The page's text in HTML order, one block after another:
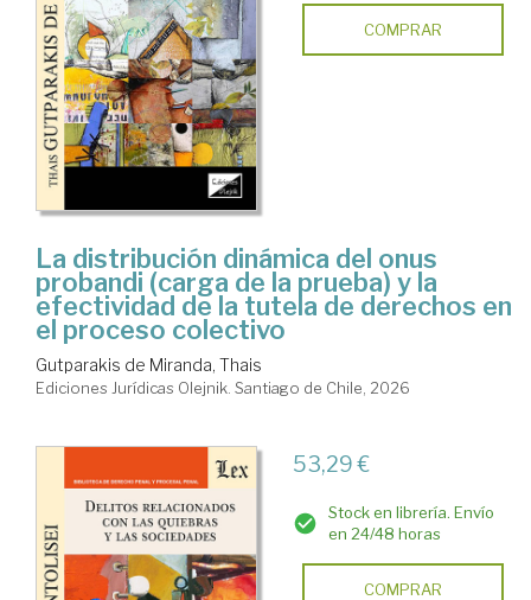
COMPRAR
La distribución dinámica del onus
probandi (carga de la prueba) y la
efectividad de la tutela de derechos en
el proceso colectivo
Gutparakis de Miranda, Thais
Ediciones Jurídicas Olejnik. Santiago de Chile, 2026
53,29 €
Stock en librería. Envío
en 24/48 horas
COMPRAR